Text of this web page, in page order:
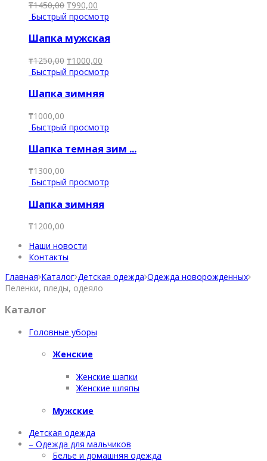
₸1450,00 ₸990,00
Быстрый просмотр
Шапка мужская
₸1250,00 ₸1000,00
Быстрый просмотр
Шапка зимняя
₸1000,00
Быстрый просмотр
Шапка темная зим ...
₸1300,00
Быстрый просмотр
Шапка зимняя
₸1200,00
Наши новости
Контакты
Главная Каталог Детская одежда Одежда новорожденных
Пеленки, пледы, одеяло
Каталог
Головные уборы
Женские
Женские шапки
Женские шляпы
Мужские
Детская одежда
– Одежда для мальчиков
Белье и домашняя одежда